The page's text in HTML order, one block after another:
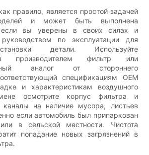
правило, является простой задачей
и может быть выполнена
если вы уверены в своих силах и
по эксплуатации для
детали. Используйте
производителем фильтр или
аналог от стороннего
спецификациям OEM
и характеристикам воздушного
осмотрите корпус фильтра и
каналы на наличие мусора, листьев
если автомобиль был припаркован
в сельской местности. Чистота
попадание новых загрязнений в